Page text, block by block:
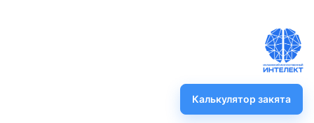
Калькулятор закята